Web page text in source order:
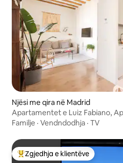
Njësi me qira në Madrid
Apartamentet e Luiz Fabiano,
Familje · Vendndodhja · TV
Më të mirat e zgjedhjeve të
Zgjedhja e klientëve